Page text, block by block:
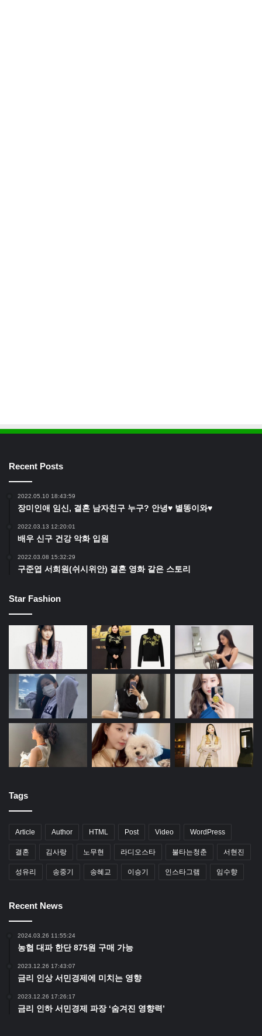
Recent Posts
2022.05.10 18:43:59
장미인애 임신, 결혼 남자친구 누구? 안녕♥ 별똥이와♥
2022.03.13 12:20:01
배우 신구 건강 악화 입원
2022.03.08 15:32:29
구준엽 서희원(쉬시위안) 결혼 영화 같은 스토리
Star Fashion
Tags
Article Author HTML Post Video WordPress
결혼 김사랑 노무현 라디오스타 불타는청춘 서현진
성유리 송중기 송혜교 이승기 인스타그램 임수향
Recent News
2024.03.26 11:55:24
농협 대파 한단 875원 구매 가능
2023.12.26 17:43:07
금리 인상 서민경제에 미치는 영향
2023.12.26 17:26:17
금리 인하 서민경제 파장 ‘숨겨진 영향력’